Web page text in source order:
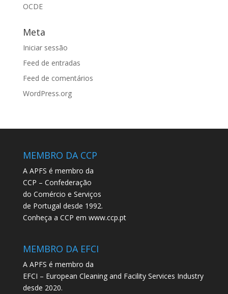
OCDE
Meta
Iniciar sessão
Feed de entradas
Feed de comentários
WordPress.org
MEMBRO DA CCP
A APFS é membro da
CCP – Confederação
do Comércio e Serviços
de Portugal desde 1992.
Conheça a CCP em www.ccp.pt
MEMBRO DA EFCI
A APFS é membro da
EFCI – European Cleaning and Facility Services Industry
desde 2020.